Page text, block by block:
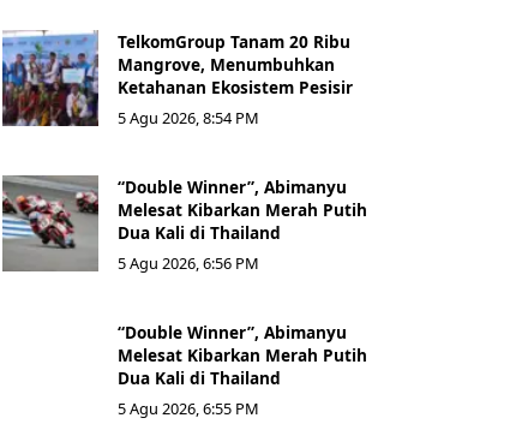
TelkomGroup Tanam 20 Ribu
Mangrove, Menumbuhkan
Ketahanan Ekosistem Pesisir
5 Agu 2026, 8:54 PM
“Double Winner”, Abimanyu
Melesat Kibarkan Merah Putih
Dua Kali di Thailand
5 Agu 2026, 6:56 PM
“Double Winner”, Abimanyu
Melesat Kibarkan Merah Putih
Dua Kali di Thailand
5 Agu 2026, 6:55 PM